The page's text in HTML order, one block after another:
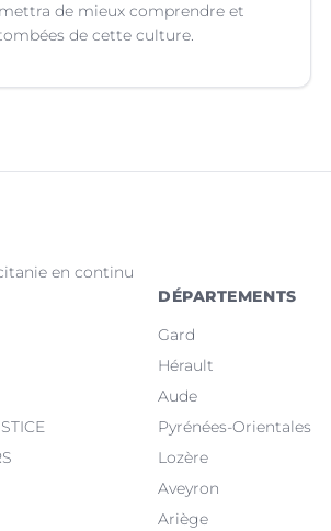
de mieux comprendre et
de cette culture.
en continu
DÉPARTEMENTS
Gard
Hérault
Aude
Pyrénées-Orientales
Lozère
Aveyron
Ariège